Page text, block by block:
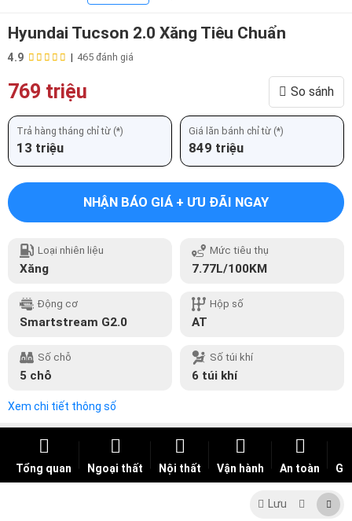
Hyundai Tucson 2.0 Xăng Tiêu Chuẩn
4.9 | 465 đánh giá
769 triệu So sánh
Trả hàng tháng chỉ từ (*)
13 triệu
Giá lăn bánh chỉ từ (*)
849 triệu
NHẬN BÁO GIÁ + ƯU ĐÃI NGAY
Loại nhiên liệu
Xăng
Mức tiêu thụ
7.77L/100KM
Động cơ
Smartstream G2.0
Hộp số
AT
Số chỗ
5 chỗ
Số túi khí
6 túi khí
Xem chi tiết thông số
Tổng quan Ngoại thất Nội thất Vận hành An toàn
Lưu